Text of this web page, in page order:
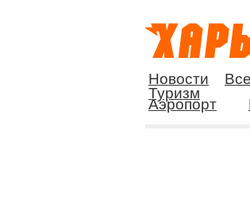
Новости
Туризм
Аэропорт